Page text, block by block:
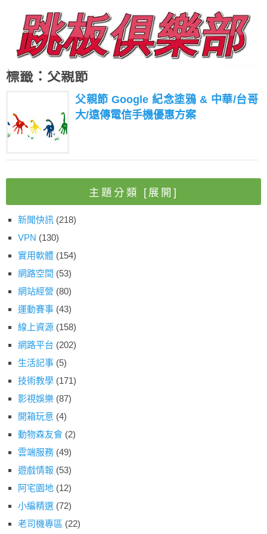
標籤：父親節
父親節 Google 紀念塗鴉 & 中華/台哥
大/遠傳電信手機優惠方案
主題分類 [展開]
新聞快訊 (218)
VPN (130)
實用軟體 (154)
網路空間 (53)
網站經營 (80)
運動賽事 (43)
線上資源 (158)
網路平台 (202)
生活記事 (5)
技術教學 (171)
影視娛樂 (87)
開箱玩意 (4)
動物森友會 (2)
雲端服務 (49)
遊戲情報 (53)
阿宅園地 (12)
小編精選 (72)
老司機專區 (22)